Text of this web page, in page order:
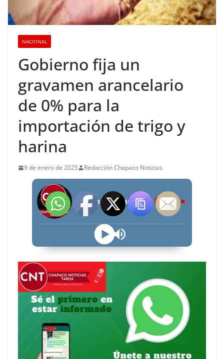
NACIONAL
Gobierno fija un
gravamen arancelario
de 0% para la
importación de trigo y
harina
9 de enero de 2025 Redacción Chapaco Noticias
Radio Chapaco Noticias Las 24 horas en vivo LIVE